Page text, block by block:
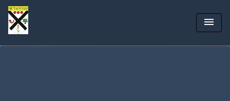
menu